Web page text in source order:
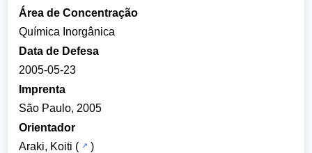
Área de Concentração
Química Inorgânica
Data de Defesa
2005-05-23
Imprenta
São Paulo, 2005
Orientador
Araki, Koiti (
)